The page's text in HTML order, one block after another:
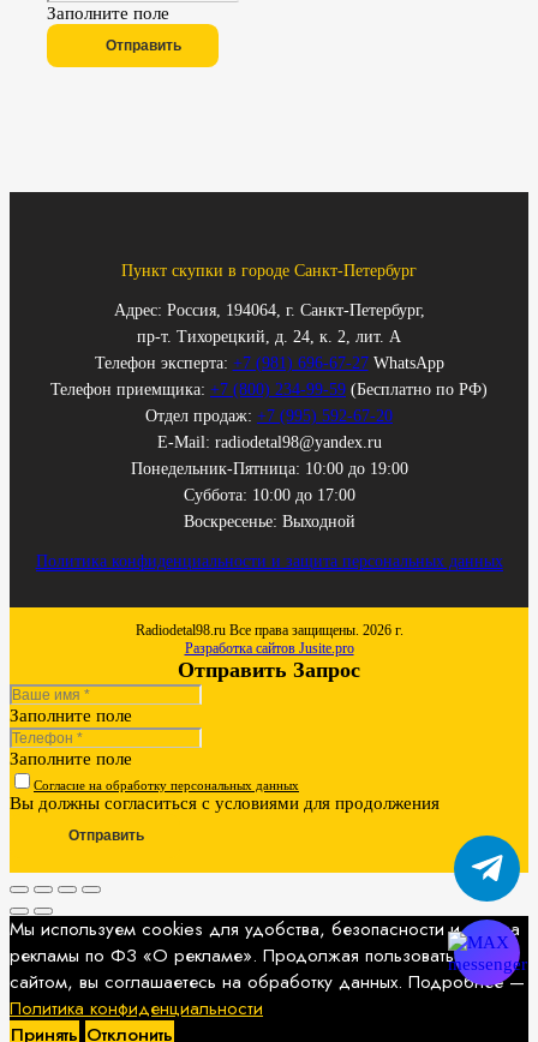
Заполните поле
Отправить
Пункт скупки в городе Санкт-Петербург
Адрес: Россия, 194064, г. Санкт-Петербург,
пр-т. Тихорецкий, д. 24, к. 2, лит. А
Телефон эксперта: +7 (981) 696-67-27WhatsApp
Телефон приемщика: +7 (800) 234-99-59 (Бесплатно по РФ)
Отдел продаж: +7 (995) 592-67-20
E-Mail: radiodetal98@yandex.ru
Понедельник-Пятница: 10:00 до 19:00
Суббота: 10:00 до 17:00
Воскресенье: Выходной
Политика конфиденциальности и защита персональных данных
Radiodetal98.ru Все права защищены. 2026 г.
Разработка сайтов Jusite.pro
Отправить Запрос
Заполните поле
Заполните поле
Согласие на обработку персональных данных
Вы должны согласиться с условиями для продолжения
Отправить
Мы используем cookies для удобства, безопасности и показа
рекламы по ФЗ «О рекламе». Продолжая пользоваться
сайтом, вы соглашаетесь на обработку данных. Подробнее —
Политика конфиденциальности
Принять Отклонить